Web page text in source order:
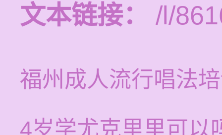
文本链接：
/l/
福州成人流行唱法
4岁学尤克里里可以